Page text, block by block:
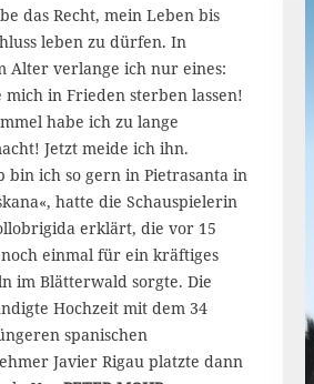
2
0
2
das Recht, mein Leben bis
leben zu dürfen. In
Alter verlange ich nur eines:
mich in Frieden sterben lassen!
habe ich zu lange
Jetzt meide ich ihn.
bin ich so gern in Pietrasanta in
hatte die Schauspielerin
erklärt, die vor 15
einmal für ein kräftiges
im Blätterwald sorgte. Die
Hochzeit mit dem 34
spanischen
Javier Rigau platzte dann